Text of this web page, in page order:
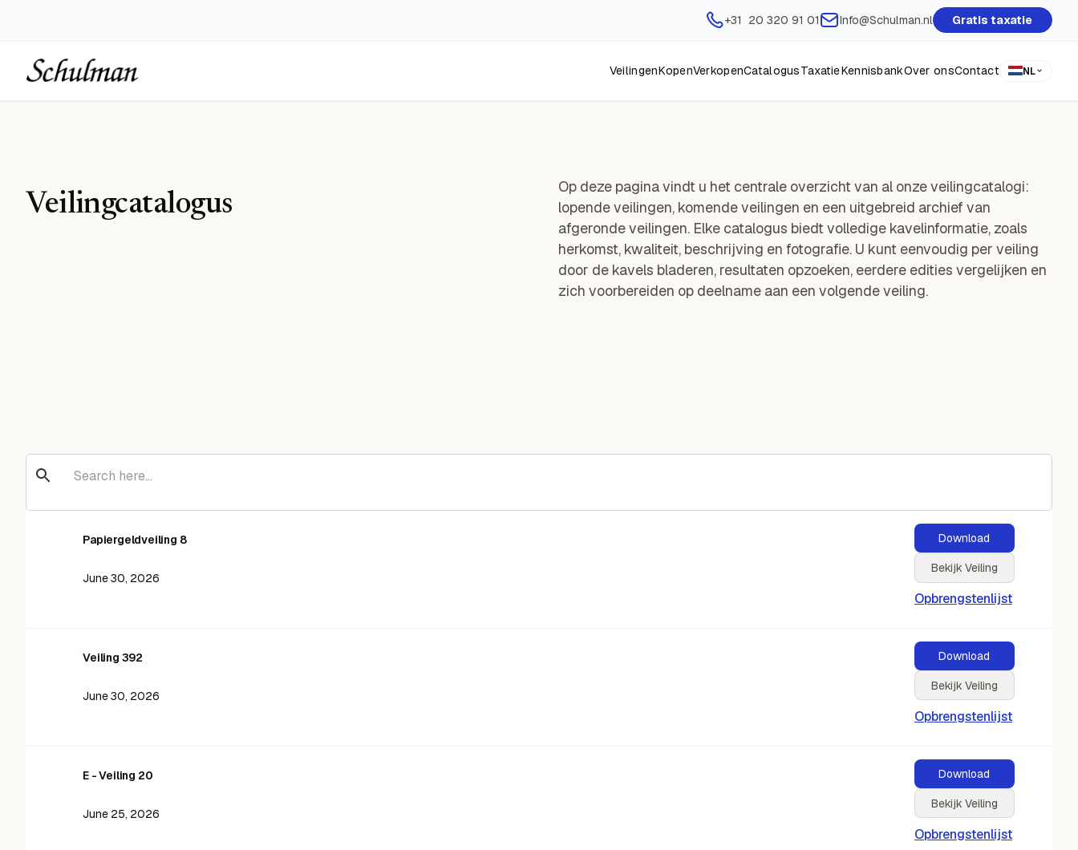
+31 20 320 91 01 Info@Schulman.nl Gratis taxatie
VeilingenKopenVerkopenCatalogusTaxatieKennisbankOver onsContact NL
Veilingcatalogus
Op deze pagina vindt u het centrale overzicht van al onze veilingcatalogi:
lopende veilingen, komende veilingen en een uitgebreid archief van
afgeronde veilingen. Elke catalogus biedt volledige kavelinformatie, zoals
herkomst, kwaliteit, beschrijving en fotografie. U kunt eenvoudig per veiling
door de kavels bladeren, resultaten opzoeken, eerdere edities vergelijken en
zich voorbereiden op deelname aan een volgende veiling.
Papiergeldveiling 8
June 30, 2026
Download
Bekijk Veiling
Opbrengstenlijst
Veiling 392
June 30, 2026
Download
Bekijk Veiling
Opbrengstenlijst
E - Veiling 20
June 25, 2026
Download
Bekijk Veiling
Opbrengstenlijst